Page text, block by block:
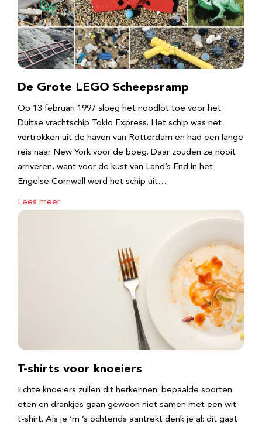
De Grote LEGO Scheepsramp
Op 13 februari 1997 sloeg het noodlot toe voor het
Duitse vrachtschip Tokio Express. Het schip was net
vertrokken uit de haven van Rotterdam en had een lange
reis naar New York voor de boeg. Daar zouden ze nooit
arriveren, want voor de kust van Land’s End in het
Engelse Cornwall werd het schip uit…
Lees meer
T-shirts voor knoeiers
Echte knoeiers zullen dit herkennen: bepaalde soorten
eten en drankjes gaan gewoon niet samen met een wit
t-shirt. Als je ‘m ’s ochtends aantrekt denk je al: dit gaat